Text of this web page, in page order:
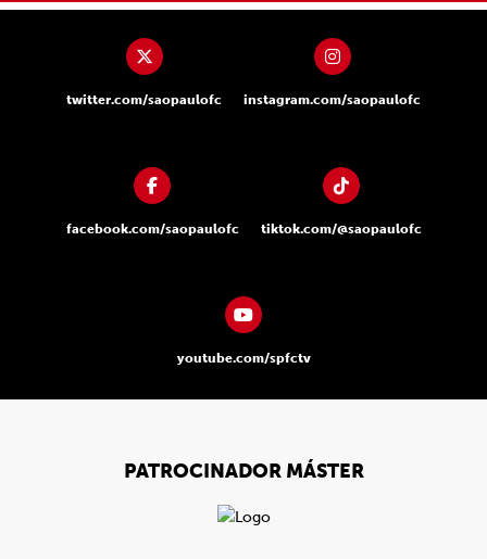
twitter.com/saopaulofc instagram.com/saopaulofc
facebook.com/saopaulofc tiktok.com/@saopaulofc
youtube.com/spfctv
PATROCINADOR MÁSTER